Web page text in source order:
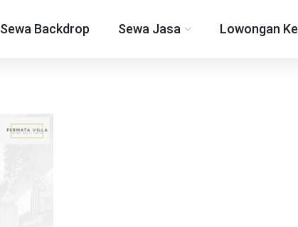
Sewa Backdrop Sewa Jasa Lowongan